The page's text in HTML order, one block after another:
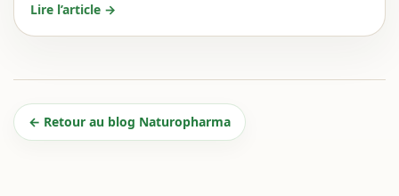
Lire l’article →
← Retour au blog Naturopharma